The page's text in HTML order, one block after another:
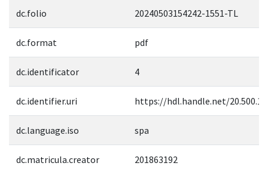
dc.folio 20240503154242-1551-TL
dc.format pdf
dc.identificator 4
dc.identifier.uri https://hdl.handle.net/
dc.language.iso spa
dc.matricula.creator 201863192